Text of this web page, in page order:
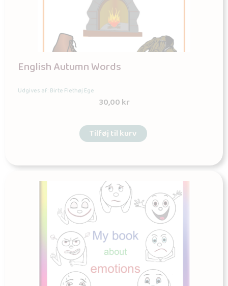
English Autumn Words
Udgives af: Birte Flethøj Ege
30,00kr
Tilføj til kurv